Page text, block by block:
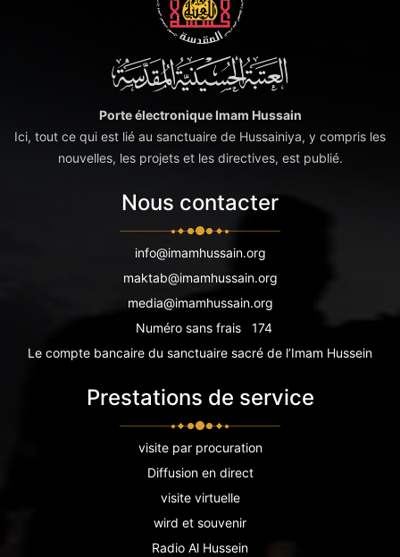
Porte électronique Imam Hussain
Ici, tout ce qui est lié au sanctuaire de Hussainiya, y compris les
nouvelles, les projets et les directives, est publié.
Nous contacter
info@imamhussain.org
maktab@imamhussain.org
media@imamhussain.org
Numéro sans frais
174
Le compte bancaire du sanctuaire sacré de l’Imam Hussein
Prestations de service
visite par procuration
Diffusion en direct
visite virtuelle
wird et souvenir
Radio Al Hussein